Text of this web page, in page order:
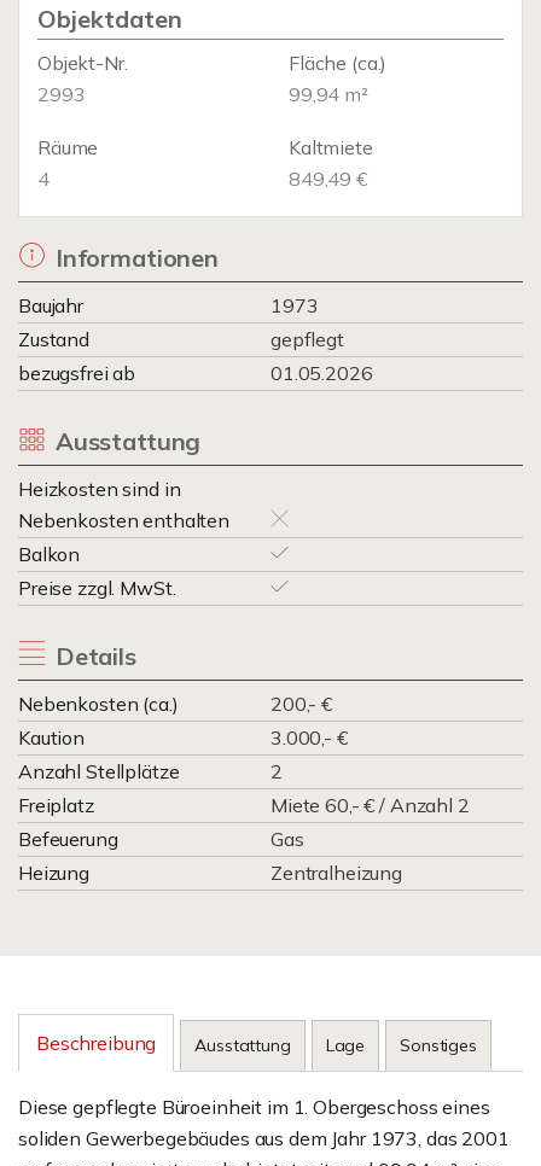
Objektdaten
Objekt-Nr.
2993
Fläche (ca.)
99,94 m²
Räume
4
Kaltmiete
849,49 €
Informationen
Baujahr
1973
Zustand
gepflegt
bezugsfrei ab
01.05.2026
Ausstattung
Heizkosten sind in
Nebenkosten enthalten
Balkon
Preise zzgl. MwSt.
Details
Nebenkosten (ca.)
200,- €
Kaution
3.000,- €
Anzahl Stellplätze
2
Freiplatz
Miete 60,- € / Anzahl 2
Befeuerung
Gas
Heizung
Zentralheizung
Beschreibung Ausstattung Lage Sonstiges
Diese gepflegte Büroeinheit im 1. Obergeschoss eines
soliden Gewerbegebäudes aus dem Jahr 1973, das 2001